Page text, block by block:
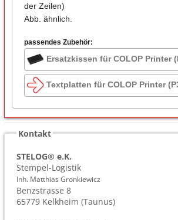
der Zeilen)
Abb. ähnlich.
passendes Zubehör:
Ersatzkissen für COLOP Printer
Textplatten für COLOP Printer
Kontakt
STELOG® e.K.
Stempel-Logistik
Inh. Matthias Gronkiewicz
Benzstrasse 8
65779 Kelkheim (Taunus)